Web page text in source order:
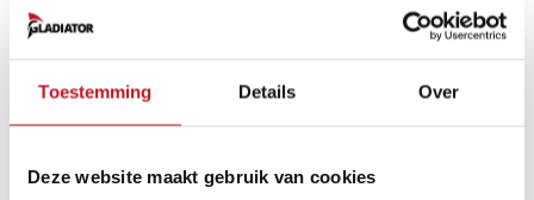
Toestemming Details Over
Deze website maakt gebruik van cookies
Alle klachten kunnen gemeld worden op
instructies te volgen om je klacht zo spoedig mogelijk
verholpen te zien worden:
* – in de e-mail moet tenminste vermeld staan:
* – stuur een (gedetailleerde)fotovan de klacht.